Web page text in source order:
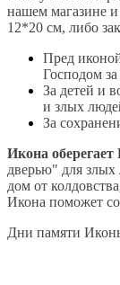
нашем магазине и
12*20 см, либо
Пред
Господом
За детей и
и злых
За
Икона
дверью" для
дом от
Икона поможет
Дни памяти